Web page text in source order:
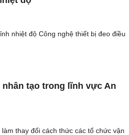
nhiệt độ Công nghệ thiết bị đeo điều
tạo trong lĩnh vực An
thay đổi cách thức các tổ chức vận